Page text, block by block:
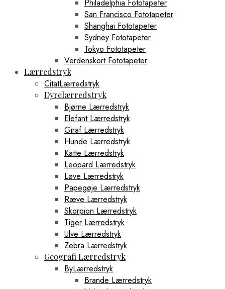
Philadelphia Fototapeter
San Francisco Fototapeter
Shanghai Fototapeter
Sydney Fototapeter
Tokyo Fototapeter
Verdenskort Fototapeter
Lærredstryk
CitatLærredstryk
Dyrelærredstryk
Bjørne Lærredstryk
Elefant Lærredstryk
Giraf Lærredstryk
Hunde Lærredstryk
Katte Lærredstryk
Leopard Lærredstryk
Løve Lærredstryk
Papegøje Lærredstryk
Ræve Lærredstryk
Skorpion Lærredstryk
Tiger Lærredstryk
Ulve Lærredstryk
Zebra Lærredstryk
Geografi Lærredstryk
ByLærredstryk
Brande Lærredstryk